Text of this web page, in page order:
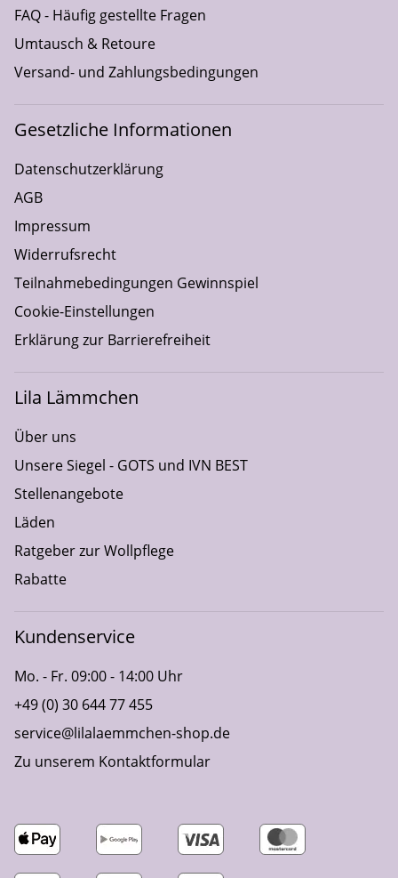
FAQ - Häufig gestellte Fragen
Umtausch & Retoure
Versand- und Zahlungsbedingungen
Gesetzliche Informationen
Datenschutzerklärung
AGB
Impressum
Widerrufsrecht
Teilnahmebedingungen Gewinnspiel
Cookie-Einstellungen
Erklärung zur Barrierefreiheit
Lila Lämmchen
Über uns
Unsere Siegel - GOTS und IVN BEST
Stellenangebote
Läden
Ratgeber zur Wollpflege
Rabatte
Kundenservice
Mo. - Fr. 09:00 - 14:00 Uhr
+49 (0) 30 644 77 455
service@lilalaemmchen-shop.de
Zu unserem Kontaktformular